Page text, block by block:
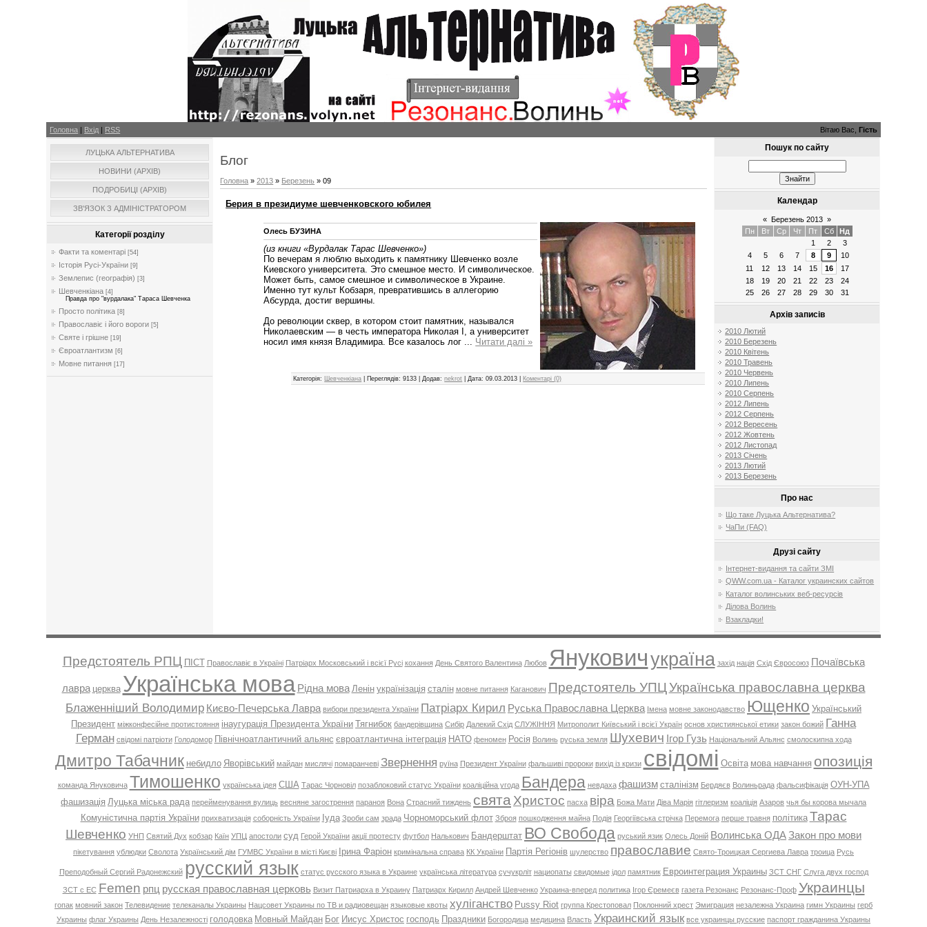
Головна | Вхід | RSS Вітаю Вас, Гість
ЛУЦЬКА АЛЬТЕРНАТИВА
НОВИНИ (АРХІВ)
ПОДРОБИЦІ (АРХІВ)
ЗВ'ЯЗОК З АДМІНІСТРАТОРОМ
Категорії розділу
Факти та коментарі [54]
Історія Русі-України [9]
Землепис (географія) [3]
Шевченкіана [4]
Правда про "вурдалака" Тараса Шевченка
Просто політика [8]
Православіє і його вороги [5]
Святе і грішне [19]
Євроатлантизм [6]
Мовне питання [17]
Блог
Головна »2013 » Березень » 09
Берия в президиуме шевченковского юбилея
Олесь БУЗИНА
(из книги«Вурдалак Тарас Шевченко»)
По вечерам я люблю выходить к памятнику Шевченко возле
Киевского университета. Это смешное место. И символическое.
Может быть, самое смешное и символическое в Украине.
Именно тут культ Кобзаря, превратившись в аллегорию
Абсурда, достиг вершины.
До революции сквер, в котором стоит памятник, назывался
Николаевским — в честь императора Николая І, а университет
носил имя князя Владимира. Все казалось лог
Читати далі »
Категорія: Шевченкіана Переглядів: 9133 Додав: nekrot Дата: 09.03.2013 Коментарі (0)
Пошук по сайту
Календар
« Березень 2013 »
Пн
Вт Ср Чт Пт Сб
Нд
1
2
3
4
5 6 7 8 9
10
11
12 13 14 15 16
17
18
19 20 21 22 23
24
25
26 27 28 29 30 31
Архів записів
2010 Лютий
2010 Березень
2010 Квітень
2010 Травень
2010 Червень
2010 Липень
2010 Серпень
2012 Липень
2012 Серпень
2012 Вересень
2012 Жовтень
2012 Листопад
2013 Січень
2013 Лютий
2013 Березень
Про нас
Що таке Луцька Альтернатива?
ЧаПи (FAQ)
Друзі сайту
Інтернет-видання та сайти ЗМІ
QWW.com.ua - Каталог украинских сайтов
Каталог волинських веб-ресурсів
Ділова Волинь
Взакладки!
Предстоятель РПЦ ПІСТ Православіє в Україні Патріарх Московський і всієї Русі кохання День Святого Валентина Любов Януковичукраїна захід нація Схід Євросоюз Почаївська
лавра церква Українська мова Рідна мова Ленін українізація сталін мовне питання Каганович Предстоятель УПЦ Українська православна церква
Блаженніший Володимир Києво-Печерська Лавра вибори президента України Патріарх Кирил Руська Православна Церква Імена мовне законодавство Ющенко Український
Президент міжконфесійне протистояння інаугурація Президента України Тягнибок бандерівщина Сибір Далекий Схід СЛУЖІННЯ Митрополит Київський і всієї Україн основ християнської етики закон божий Ганна
Герман свідомі патріоти Голодомор Північноатлантичний альянс євроатлантична інтеграція НАТО феномен Росія Волинь руська земля Шухевич Ігор Гузь Національний Альянс смолоскипна хода
Дмитро Табачник небидло Яворівський майдан мислячі помаранчеві Звернення руїна Президент України фальшиві пророки вихід із кризи свідомі Освіта мова навчання опозиція
команда Януковича Тимошенко українська ідея США Тарас Чорновіл позаблоковий статус України коаліційна угода Бандера невдаха фашизм сталінізм Бердяєв Волиньрада фальсифікація ОУН-УПА
фашизація Луцька міська рада перейменування вулиць весняне загострення параноя Вона Страсний тиждень святаХристос пасха віра Божа Мати Діва Марія гітлеризм коаліція Азаров чья бы корова мычала
Комуністична партія України прихватизація соборність України Іуда Зроби сам зрада Чорноморський флот Зброя пошкодження майна Подія Георгіївська стрічка Перемога перше травня політика Тарас
Шевченко УНП Святий Дух кобзар Каїн УПЦ апостоли суд Герой України акції протесту футбол Налькович Бандерштат ВО Свобода руський язик Олесь Доній Волинська ОДА Закон про мови
пікетування ублюдки Сволота Український дім ГУМВС України в місті Києві Ірина Фаріон кримінальна справа КК України Партія Регіонів шулерство православие Свято-Троицкая Сергиева Лавра троица Русь
Преподобный Сергий Радонежский русский язык статус русского языка в Украине українська література сучукрліт нациопаты свидомые ідол памятник Евроинтеграция Украины ЗСТ СНГ Слуга двух господ
ЗСТ с ЕС Femen рпц русская православная церковь Визит Патриарха в Украину Патриарх Кирилл Андрей Шевченко Украина-вперед политика Ігор Єремеєв газета Резонанс Резонанс-Проф Украинцы
гопак мовний закон Телевидение телеканалы Украины Нацсовет Украины по ТВ и радиовещан языковые квоты хуліганство Pussy Riot группа Крестоповал Поклонний хрест Эмиграция незалежна Украина гимн Украины герб
Украины флаг Украины День Незалежності голодовка Мовный Майдан Бог Иисус Христос господь Праздники Богородица медицина Власть Украинский язык все украинцы русские паспорт гражданина Украины